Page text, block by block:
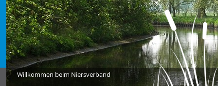
Willkommen beim Niersverband